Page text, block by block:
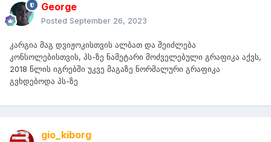
George
Posted September 26, 2023
კარგია მაგ დვიჟოკისთვის ალბათ და შეიძლება
კონსოლებისთვის, პს-ზე ნამეტარი მოძველებული გრაფიკა აქვს,
2018 წლის იგრებში უკვე მაგაზე ნორმალური გრაფიკა
გვხდებოდა პს-ზე
gio_kiborg